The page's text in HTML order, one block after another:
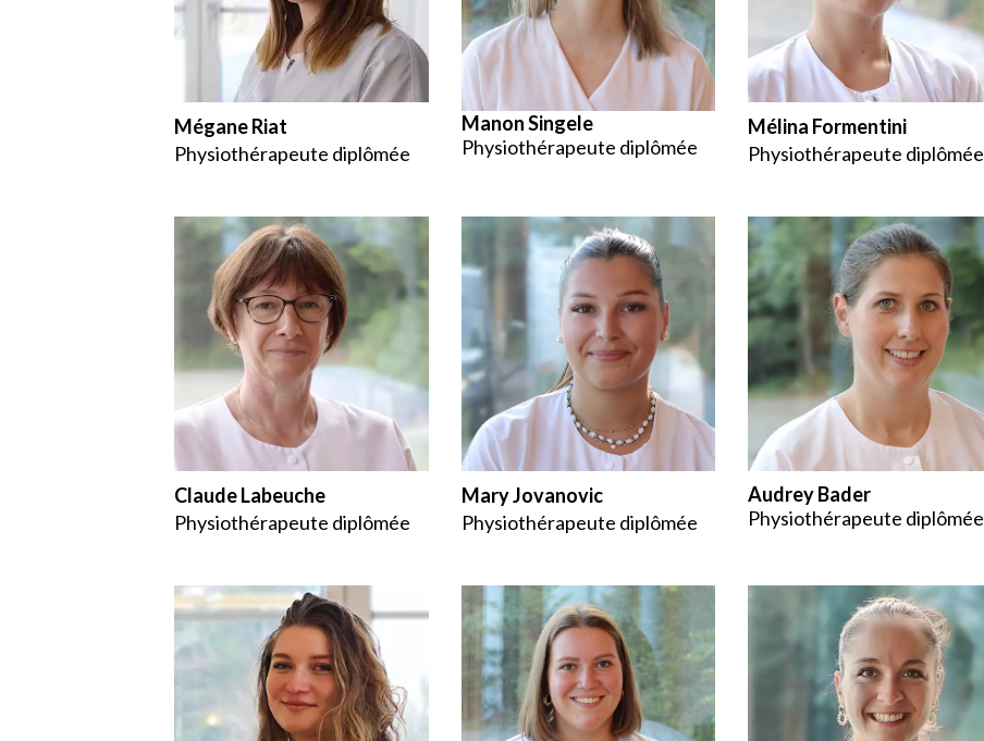
Mégane Riat
Physiothérapeute diplômée
Manon Singele
Physiothérapeute diplômée
Mélina Formentini
Physiothérapeute diplômée
Claude Labeuche
Physiothérapeute diplômée
Mary Jovanovic
Physiothérapeute diplômée
Audrey Bader
Physiothérapeute diplômée